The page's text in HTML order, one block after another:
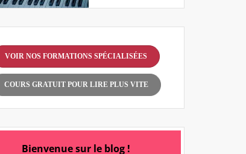
VOIR NOS FORMATIONS SPÉCIALISÉES
COURS GRATUIT POUR LIRE PLUS VITE